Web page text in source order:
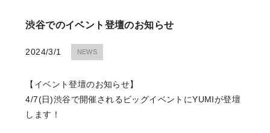
CONTACT
RESERVE
渋谷でのイベント登壇のお知らせ
2024/3/1 NEWS
【イベント登壇のお知らせ】
4/7(日)渋谷で開催されるビッグイベントにYUMIが登壇
します！